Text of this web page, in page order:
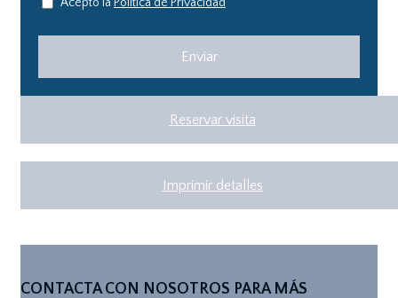
Reservar visita
Imprimir detalles
CONTACTA CON NOSOTROS PARA MÁS